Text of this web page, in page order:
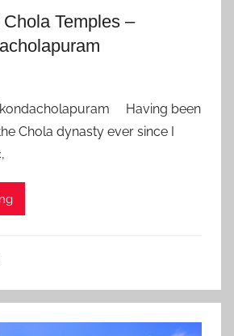
Temples –
Having been
Chola dynasty ever since I